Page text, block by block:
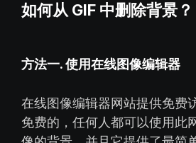
如何从 GIF 中删除背景？
方法一. 使用在线图像编辑器
在线图像编辑器网站提供免费
免费的，任何人都可以使用此